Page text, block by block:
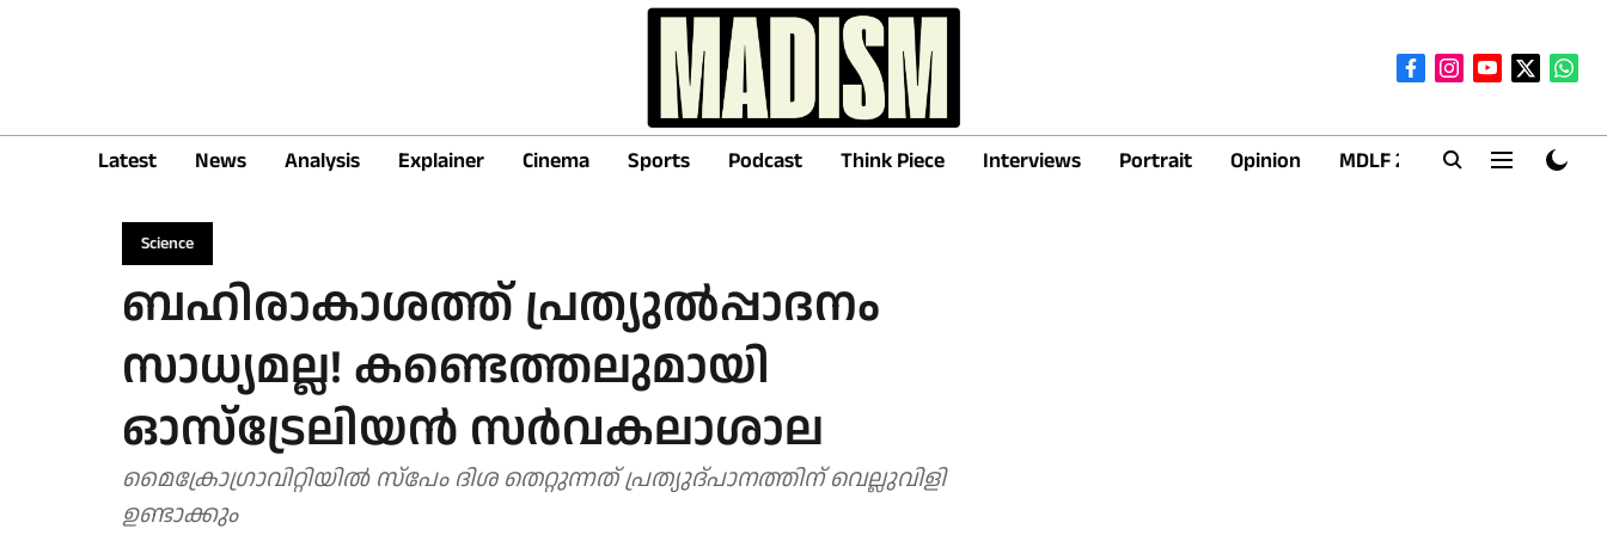
Latest News Analysis Explainer Cinema Sports Podcast Think Piece Interviews Portrait Opinion MDLF 2026
Science
ബഹിരാകാശത്ത് പ്രത്യുൽപ്പാദനം
സാധ്യമല്ല! കണ്ടെത്തലുമായി
ഓസ്ട്രേലിയൻ സർവകലാശാല
മൈക്രോഗ്രാവിറ്റിയിൽ സ്പേം ദിശ തെറ്റുന്നത് പ്രത്യുദ്പാനത്തിന് വെല്ലുവിളി
ഉണ്ടാക്കും